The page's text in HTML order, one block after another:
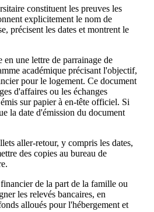
constituent les preuves les
explicitement le nom de
précisent les dates et montrent le
une lettre de parrainage de
académique précisant l'objectif,
pour le logement. Ce document
d'affaires ou les échanges
sur papier à en-tête officiel. Si
la date d'émission du document
aller-retour, y compris les dates,
des copies au bureau de
de la part de la famille ou
les relevés bancaires, en
alloués pour l'hébergement et